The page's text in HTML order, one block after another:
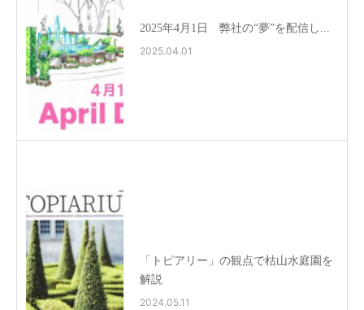
2025年4月1日 弊社の“夢”を配信し...
2025.04.01
「トピアリー」の観点で枯山水庭園を
解説
2024.05.11